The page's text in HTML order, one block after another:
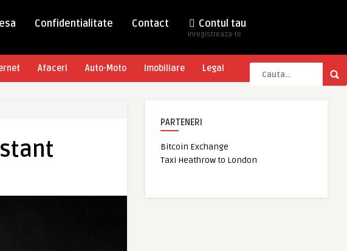
Confidentialitate Contact Contul tau
Inregistreaza-te
Afaceri Auto-Moto Imobiliare Legal
PARTENERI
Bitcoin Exchange
Taxi Heathrow to London